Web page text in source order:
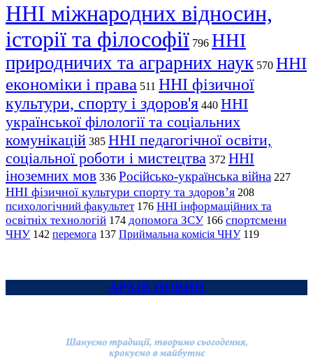
ННІ міжнародних відносин,
історії та філософії 796 ННІ
природничих та аграрних наук 570 ННІ
економіки і права 511 ННІ фізичної
культури, спорту і здоров'я 440 ННІ
української філології та соціальних
комунікацій 385 ННІ педагогічної освіти,
соціальної роботи і мистецтва 372 ННІ
іноземних мов 336 Російсько-українська війна 227
ННІ фізичної культури спорту та здоров’я 208
психологічний факультет 176 ННІ інформаційних та
освітніх технологій 174 допомога ЗСУ 166 спортсмени
ЧНУ 142 перемога 137 Приймальна комісія ЧНУ 119
АРХІВ НОВИН